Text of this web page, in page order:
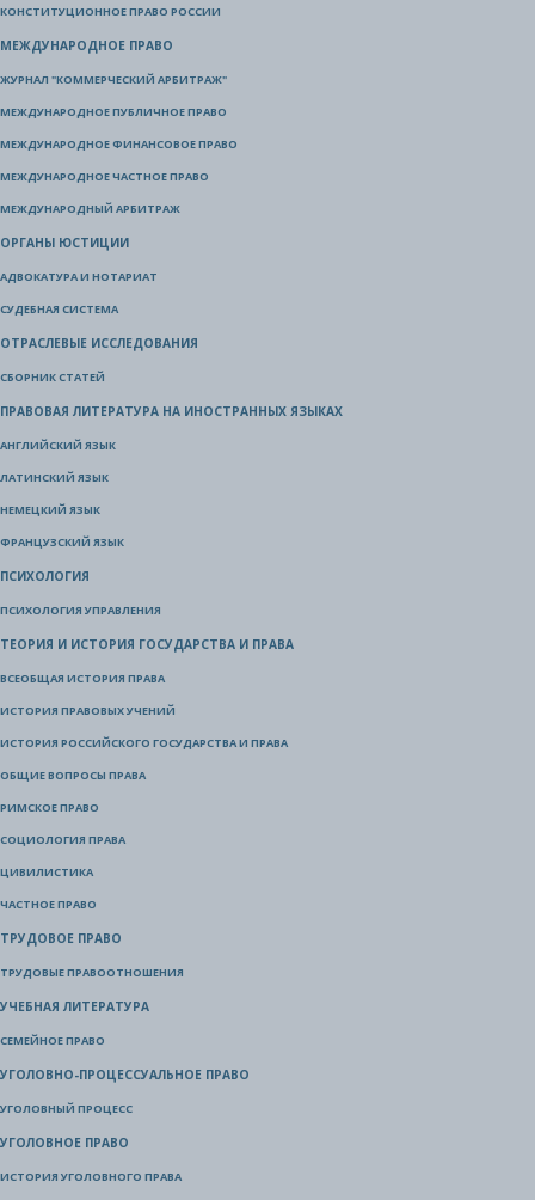
КОНСТИТУЦИОННОЕ ПРАВО РОССИИ
МЕЖДУНАРОДНОЕ ПРАВО
ЖУРНАЛ "КОММЕРЧЕСКИЙ АРБИТРАЖ"
МЕЖДУНАРОДНОЕ ПУБЛИЧНОЕ ПРАВО
МЕЖДУНАРОДНОЕ ФИНАНСОВОЕ ПРАВО
МЕЖДУНАРОДНОЕ ЧАСТНОЕ ПРАВО
МЕЖДУНАРОДНЫЙ АРБИТРАЖ
ОРГАНЫ ЮСТИЦИИ
АДВОКАТУРА И НОТАРИАТ
СУДЕБНАЯ СИСТЕМА
ОТРАСЛЕВЫЕ ИССЛЕДОВАНИЯ
СБОРНИК СТАТЕЙ
ПРАВОВАЯ ЛИТЕРАТУРА НА ИНОСТРАННЫХ ЯЗЫКАХ
АНГЛИЙСКИЙ ЯЗЫК
ЛАТИНСКИЙ ЯЗЫК
НЕМЕЦКИЙ ЯЗЫК
ФРАНЦУЗСКИЙ ЯЗЫК
ПСИХОЛОГИЯ
ПСИХОЛОГИЯ УПРАВЛЕНИЯ
ТЕОРИЯ И ИСТОРИЯ ГОСУДАРСТВА И ПРАВА
ВСЕОБЩАЯ ИСТОРИЯ ПРАВА
ИСТОРИЯ ПРАВОВЫХ УЧЕНИЙ
ИСТОРИЯ РОССИЙСКОГО ГОСУДАРСТВА И ПРАВА
ОБЩИЕ ВОПРОСЫ ПРАВА
РИМСКОЕ ПРАВО
СОЦИОЛОГИЯ ПРАВА
ЦИВИЛИСТИКА
ЧАСТНОЕ ПРАВО
ТРУДОВОЕ ПРАВО
ТРУДОВЫЕ ПРАВООТНОШЕНИЯ
УЧЕБНАЯ ЛИТЕРАТУРА
СЕМЕЙНОЕ ПРАВО
УГОЛОВНО-ПРОЦЕССУАЛЬНОЕ ПРАВО
УГОЛОВНЫЙ ПРОЦЕСС
УГОЛОВНОЕ ПРАВО
ИСТОРИЯ УГОЛОВНОГО ПРАВА